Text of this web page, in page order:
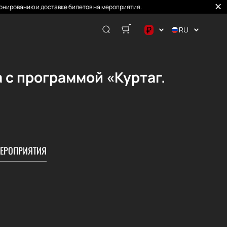
и доставке билетов на мероприятия.
₽
₽
RU
программой «Куртаг.